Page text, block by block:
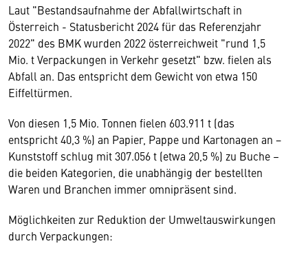
Laut "Bestandsaufnahme der Abfallwirtschaft in
Österreich - Statusbericht 2024 für das Referenzjahr
2022" des BMK wurden 2022 österreichweit "rund 1,5
Mio. t Verpackungen in Verkehr gesetzt" bzw. fielen als
Abfall an. Das entspricht dem Gewicht von etwa 150
Eiffeltürmen.
Von diesen 1,5 Mio. Tonnen fielen 603.911 t (das
entspricht 40,3 %) an Papier, Pappe und Kartonagen an −
Kunststoff schlug mit 307.056 t (etwa 20,5 %) zu Buche –
die beiden Kategorien, die unabhängig der bestellten
Waren und Branchen immer omnipräsent sind.
Möglichkeiten zur Reduktion der Umweltauswirkungen
durch Verpackungen: